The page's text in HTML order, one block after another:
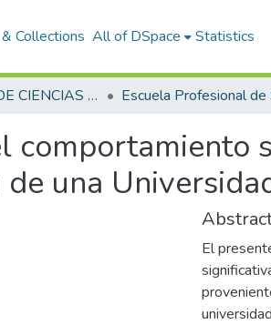
Collections All of DSpace Statistics
FACULTAD DE CIENCIAS DE LA SALUD
comportamiento
una
El